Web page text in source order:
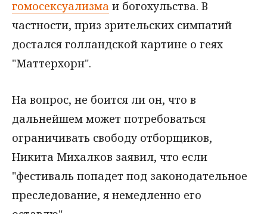
гомосексуализма и богохульства. В
частности, приз зрительских симпатий
достался голландской картине о геях
"Маттерхорн".
На вопрос, не боится ли он, что в
дальнейшем может потребоваться
ограничивать свободу отборщиков,
Никита Михалков заявил, что если
"фестиваль попадет под законодательное
преследование, я немедленно его